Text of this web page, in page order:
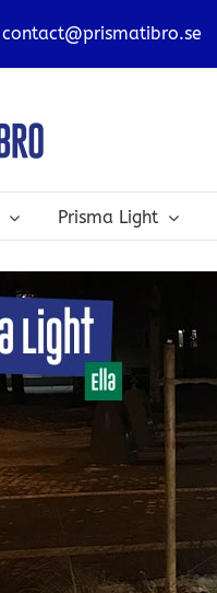
contact@prismatibro.se
Prisma Light